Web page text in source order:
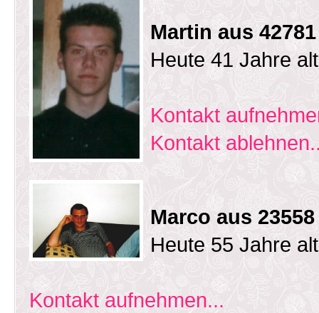
Martin aus
Heute 41 Jahre
Kontakt
Kontakt
Marco aus
Heute 55 Jahre
Kontakt aufnehmen...